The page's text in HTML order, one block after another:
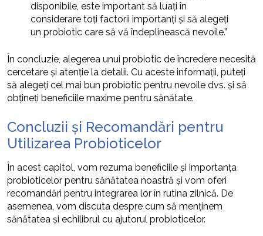
disponibile, este important să luați în
considerare toți factorii importanți și să alegeți
un probiotic care să vă îndeplinească nevoile.”
În concluzie, alegerea unui probiotic de încredere necesită
cercetare și atenție la detalii. Cu aceste informații, puteți
să alegeți cel mai bun probiotic pentru nevoile dvs. și să
obțineți beneficiile maxime pentru sănătate.
Concluzii și Recomandări pentru
Utilizarea Probioticelor
În acest capitol, vom rezuma beneficiile și importanța
probioticelor pentru sănătatea noastră și vom oferi
recomandări pentru integrarea lor în rutina zilnică. De
asemenea, vom discuta despre cum să menținem
sănătatea și echilibrul cu ajutorul probioticelor.